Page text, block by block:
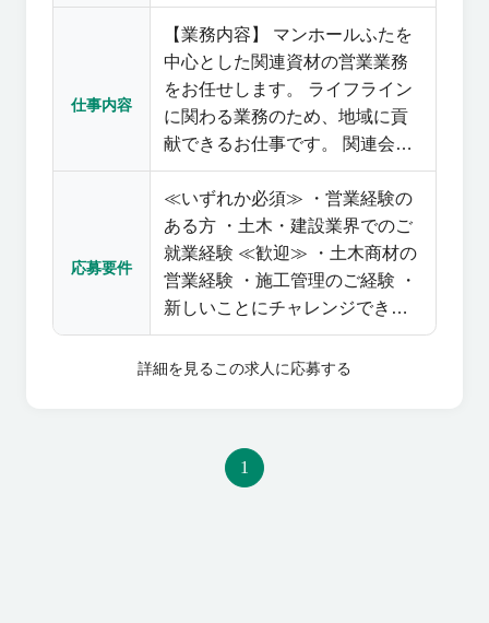
仕事内容
【業務内容】 マンホールふたを
中心とした関連資材の営業業務
をお任せします。 ライフライン
に関わる業務のため、地域に貢
献できるお仕事です。 関連会社
である日之出水道機器株式会社
が保有する経営資源を背景に、
マンホール蓋を中心としたコン
クリート製品や塩ビ製品等、土
木・建築資材全般のルート営業
と新規市場・商材・顧客の開拓
業務をお任せします。 原則転勤
はなく、年間休日130日、残業時
一緒に地域に貢献して頂ける方
を募集します。 【製品】マンホ
応募要件
≪いずれか必須≫ ・営業経験の
ある方 ・土木・建設業界でのご
就業経験 ≪歓迎≫ ・土木商材の
営業経験 ・施工管理のご経験 ・
新しいことにチャレンジできる
方
詳細を見るこの求人に応募する
1